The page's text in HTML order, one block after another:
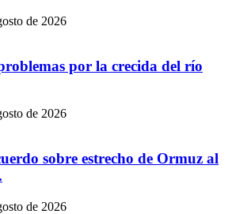
de 2026
por la crecida del río
de 2026
sobre estrecho de Ormuz al
de 2026